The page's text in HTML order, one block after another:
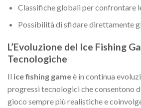
Classifiche globali per confrontare
Possibilità di sfidare direttamente
L’Evoluzione del Ice Fishing
Tecnologiche
Il ice fishing gameè in continua
progressi tecnologici che consentono
gioco sempre più realistiche e